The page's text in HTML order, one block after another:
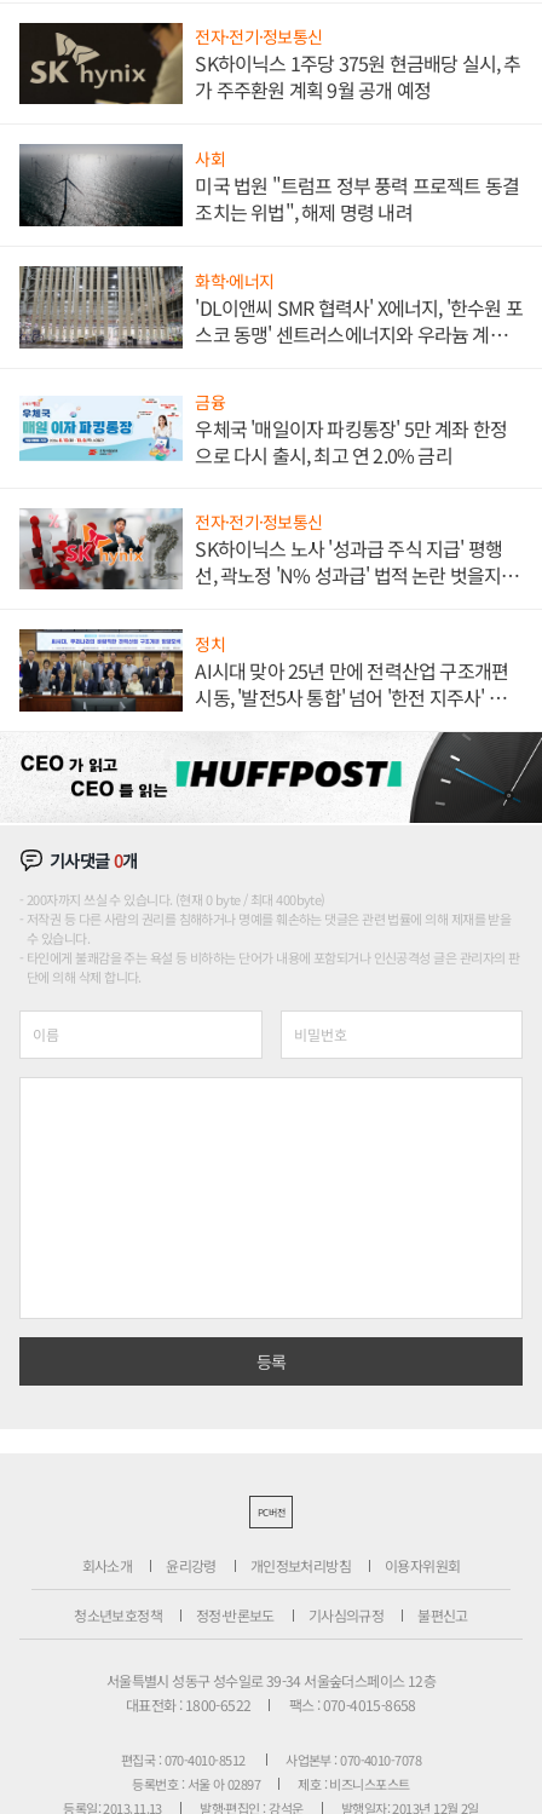
전자·전기·정보통신
SK하이닉스 1주당 375원 현금배당 실시, 추
가 주주환원 계획 9월 공개 예정
사회
미국 법원 "트럼프 정부 풍력 프로젝트 동결
조치는 위법", 해제 명령 내려
화학·에너지
'DL이앤씨 SMR 협력사' X에너지, '한수원 포
스코 동맹' 센트러스에너지와 우라늄 계약
금융
우체국 '매일이자 파킹통장' 5만 계좌 한정
으로 다시 출시, 최고 연 2.0% 금리
전자·전기·정보통신
SK하이닉스 노사 '성과급 주식 지급' 평행
선, 곽노정 'N% 성과급' 법적 논란 벗을지 주
정치
AI시대 맞아 25년 만에 전력산업 구조개편
시동, '발전5사 통합' 넘어 '한전 지주사' 재편
기사댓글0개
200자까지 쓰실 수 있습니다. (현재 0 byte / 최대 400byte)
저작권 등 다른 사람의 권리를 침해하거나 명예를 훼손하는 댓글은 관련 법률에 의해 제재를 받을
수 있습니다.
타인에게 불쾌감을 주는 욕설 등 비하하는 단어가 내용에 포함되거나 인신공격성 글은 관리자의 판
단에 의해 삭제 합니다.
PC버전
회사소개 윤리강령 개인정보처리방침 이용자위원회
청소년보호정책 정정·반론보도 기사심의규정 불편신고
서울특별시 성동구 성수일로 39-34 서울숲더스페이스 12층
대표전화 : 1800-6522
팩스 : 070-4015-8658
편집국 : 070-4010-8512
사업본부 : 070-4010-7078
등록번호 : 서울 아 02897
제호 : 비즈니스포스트
등록일: 2013.11.13
발행·편집인 : 강석운 발행일자: 2013년 12월 2일